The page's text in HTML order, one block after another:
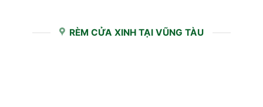
RÈM CỬA XINH TẠI VŨNG TÀU